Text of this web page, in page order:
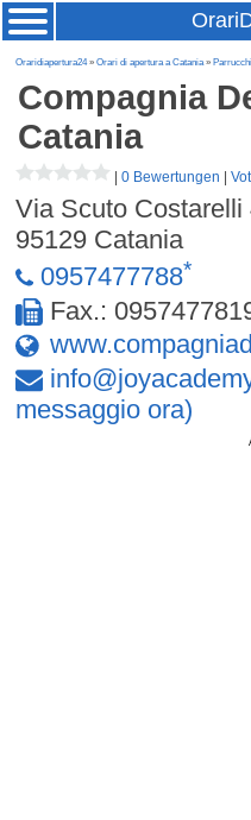
Oraridiapertura24»Orari di apertura a Catania»
Compagnia
Catania
|0 Bewertungen |
Via Scuto Costarelli
95129 Catania
0957477788*
Fax.:
info@
messaggio ora)